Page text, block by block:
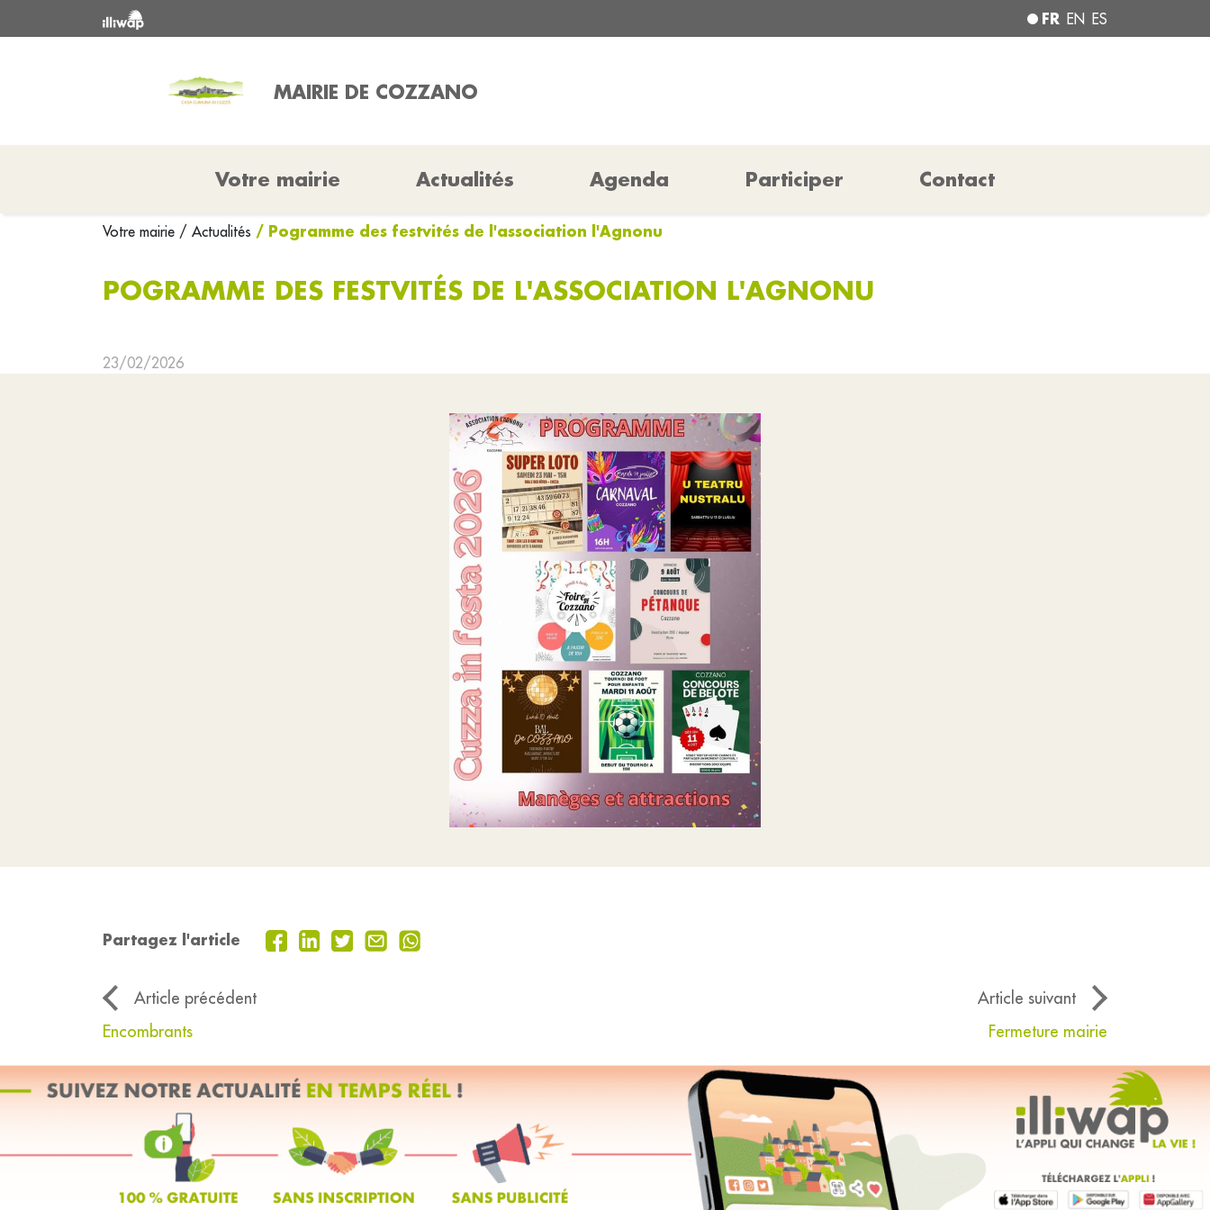
FR EN ES
MAIRIE DE COZZANO
Votre mairie Actualités Agenda Participer Contact
Votre mairie / Actualités / Pogramme des festvités de l'association l'Agnonu
POGRAMME DES FESTVITÉS DE L'ASSOCIATION L'AGNONU
23/02/2026
Partagez l'article
Article précédent
Article suivant
Encombrants
Fermeture mairie